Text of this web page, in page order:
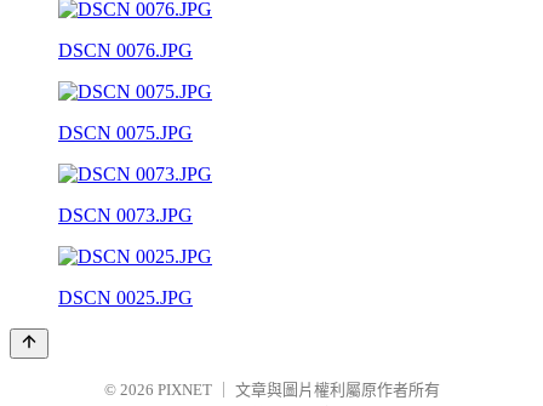
DSCN 0076.JPG
DSCN 0075.JPG
DSCN 0073.JPG
DSCN 0025.JPG
© 2026 PIXNET
文章與圖片權利屬原作者所有